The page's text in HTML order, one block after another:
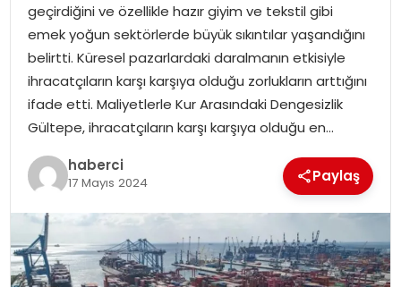
geçirdiğini ve özellikle hazır giyim ve tekstil gibi
emek yoğun sektörlerde büyük sıkıntılar yaşandığını
belirtti. Küresel pazarlardaki daralmanın etkisiyle
ihracatçıların karşı karşıya olduğu zorlukların arttığını
ifade etti. Maliyetlerle Kur Arasındaki Dengesizlik
Gültepe, ihracatçıların karşı karşıya olduğu en…
haberci
17 Mayıs 2024 Paylaş